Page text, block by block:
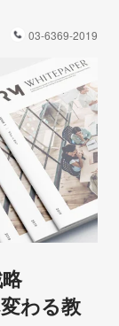
03-6369-2019
わる教